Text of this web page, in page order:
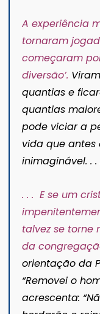
A experiência
tornaram
começaram
diversão’.
quantias e
quantias
pode viciar a
vida que antes
inimaginável. . .
. . . E se um
talvez se torne
da
orientação da
“Removei o
acrescenta: